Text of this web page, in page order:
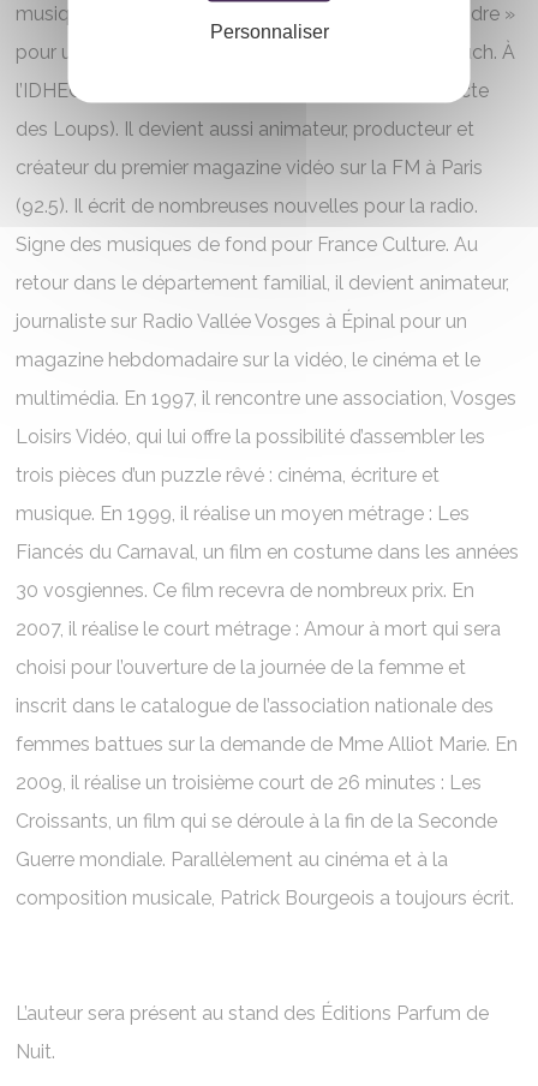
musique du film « Arrêtez le monde, je veux descendre »
pour un élève des films 13, production Claude Lelouch. À
l’IDHEC, il devient ami avec Christophe Gans (le pacte
des Loups). Il devient aussi animateur, producteur et
créateur du premier magazine vidéo sur la FM à Paris
(92.5). Il écrit de nombreuses nouvelles pour la radio.
Signe des musiques de fond pour France Culture. Au
retour dans le département familial, il devient animateur,
journaliste sur Radio Vallée Vosges à Épinal pour un
magazine hebdomadaire sur la vidéo, le cinéma et le
multimédia. En 1997, il rencontre une association, Vosges
Loisirs Vidéo, qui lui offre la possibilité d’assembler les
trois pièces d’un puzzle rêvé : cinéma, écriture et
musique. En 1999, il réalise un moyen métrage : Les
Fiancés du Carnaval, un film en costume dans les années
30 vosgiennes. Ce film recevra de nombreux prix. En
2007, il réalise le court métrage : Amour à mort qui sera
choisi pour l’ouverture de la journée de la femme et
inscrit dans le catalogue de l’association nationale des
femmes battues sur la demande de Mme Alliot Marie. En
2009, il réalise un troisième court de 26 minutes : Les
Croissants, un film qui se déroule à la fin de la Seconde
Guerre mondiale. Parallèlement au cinéma et à la
composition musicale, Patrick Bourgeois a toujours écrit.
L’auteur sera présent au stand des Éditions Parfum de
Nuit.
Personnaliser